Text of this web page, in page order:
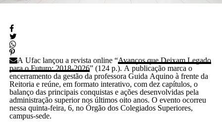
A Ufac lançou a revista online “Avanços que Deixam Legado
para o Futuro: 2018-2026” (124 p.). A publicação marca o
encerramento da gestão da professora Guida Aquino à frente da
Reitoria e reúne, em formato interativo, com dez capítulos, o
balanço das principais conquistas e ações desenvolvidas pela
administração superior nos últimos oito anos. O evento ocorreu
nessa quinta-feira, 6, no Órgão dos Colegiados Superiores,
campus-sede.